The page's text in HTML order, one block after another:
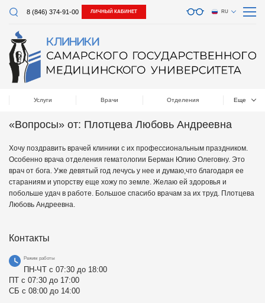
8 (846) 374-91-00 ЛИЧНЫЙ КАБИНЕТ RU
Услуги Врачи Отделения Еще
«Вопросы» от: Плотцева Любовь Андреевна
Хочу поздравить врачей клиники с их профессиональным праздником.
Особенно врача отделения гематологии Берман Юлию Олеговну. Это
врач от бога. Уже девятый год лечусь у нее и думаю,что благодаря ее
стараниям и упорству еще хожу по земле. Желаю ей здоровья и
побольше удач в работе. Большое спасибо врачам за их труд. Плотцева
Любовь Андреевна.
Контакты
Режим работы
ПН-ЧТ с 07:30 до 18:00
ПТ с 07:30 до 17:00
СБ с 08:00 до 14:00